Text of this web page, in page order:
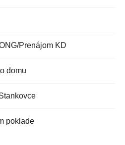
Prenájom KD
domu
poklade